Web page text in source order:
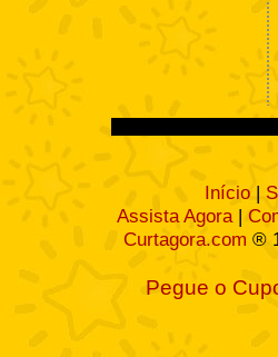
Início |
Assista Agora|
Curtagora.com ®
Pegue o